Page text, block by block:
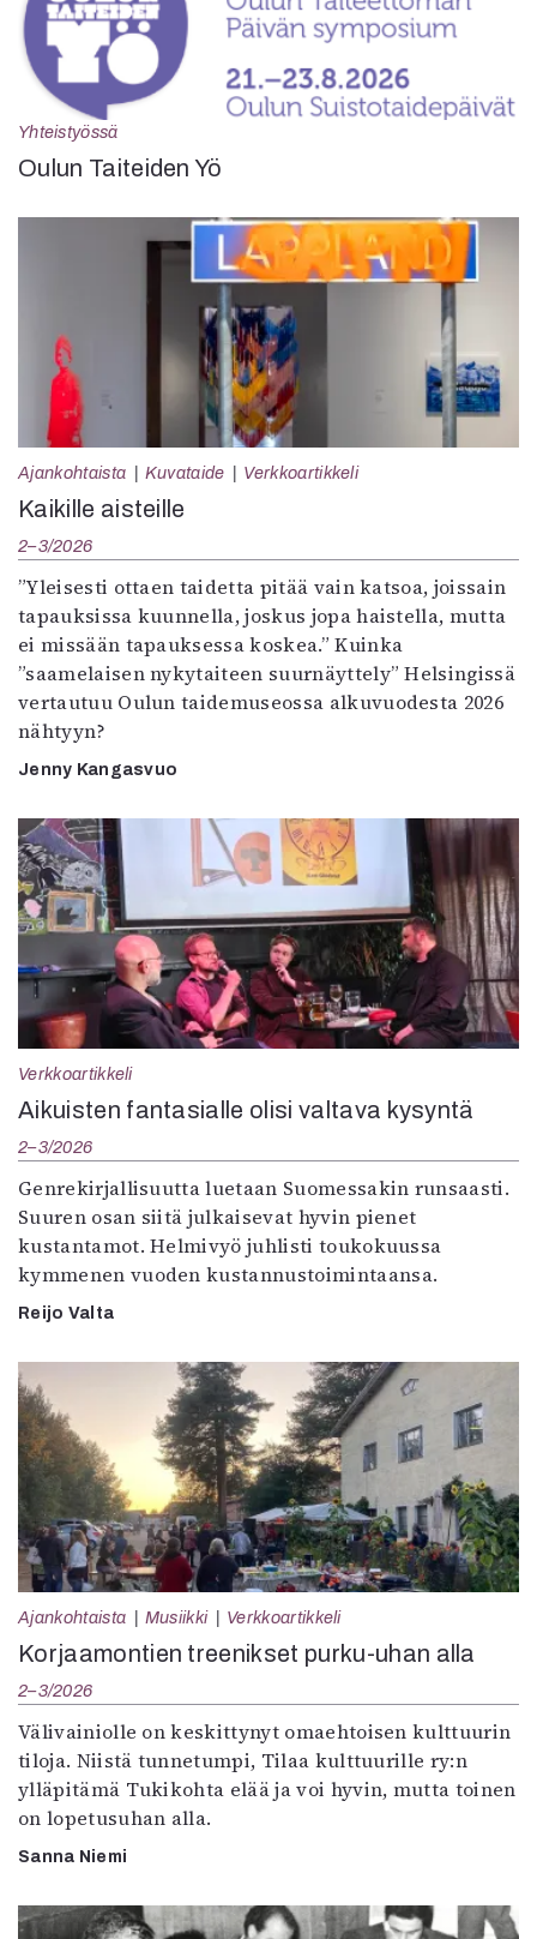
Yhteistyössä
Oulun Taiteiden Yö
Ajankohtaista Kuvataide Verkkoartikkeli
Kaikille aisteille
2–3/2026
”Yleisesti ottaen taidetta pitää vain katsoa, joissain
tapauksissa kuunnella, joskus jopa haistella, mutta
ei missään tapauksessa koskea.” Kuinka
”saamelaisen nykytaiteen suurnäyttely” Helsingissä
vertautuu Oulun taidemuseossa alkuvuodesta 2026
nähtyyn?
Jenny Kangasvuo
Verkkoartikkeli
Aikuisten fantasialle olisi valtava kysyntä
2–3/2026
Genrekirjallisuutta luetaan Suomessakin runsaasti.
Suuren osan siitä julkaisevat hyvin pienet
kustantamot. Helmivyö juhlisti toukokuussa
kymmenen vuoden kustannustoimintaansa.
Reijo Valta
Ajankohtaista Musiikki Verkkoartikkeli
Korjaamontien treenikset purku-uhan alla
2–3/2026
Välivainiolle on keskittynyt omaehtoisen kulttuurin
tiloja. Niistä tunnetumpi, Tilaa kulttuurille ry:n
ylläpitämä Tukikohta elää ja voi hyvin, mutta toinen
on lopetusuhan alla.
Sanna Niemi